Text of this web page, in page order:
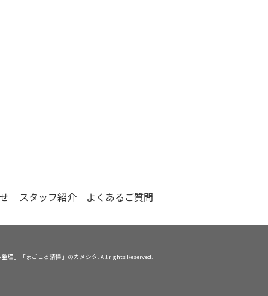
スタッフ紹介 よくあるご質問
理」「まごころ清掃」のカメシタ. All rights Reserved.